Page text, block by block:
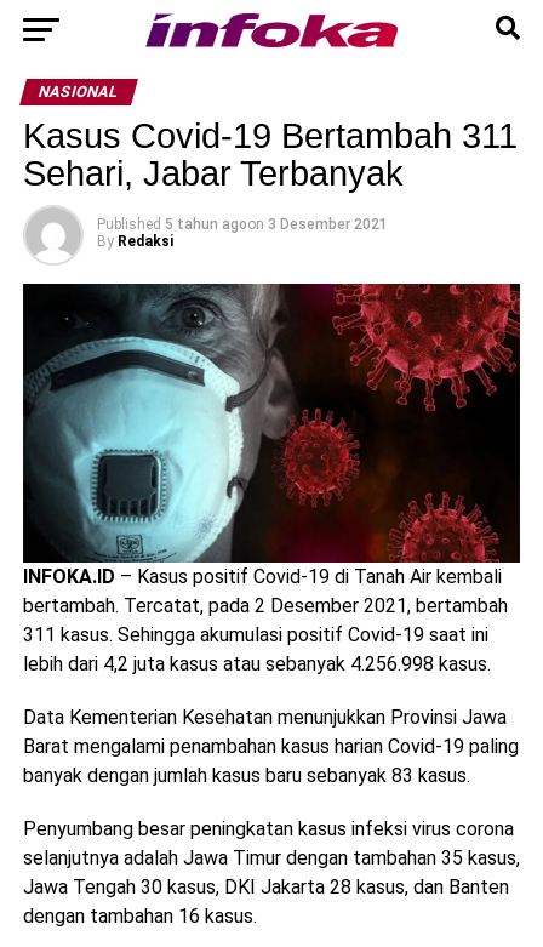
NASIONAL
Kasus Covid-19 Bertambah 311
Sehari, Jabar Terbanyak
Published 5 tahun agoon 3 Desember 2021
By Redaksi
INFOKA.ID – Kasus positif Covid-19 di Tanah Air kembali
bertambah. Tercatat, pada 2 Desember 2021, bertambah
311 kasus. Sehingga akumulasi positif Covid-19 saat ini
lebih dari 4,2 juta kasus atau sebanyak 4.256.998 kasus.
Data Kementerian Kesehatan menunjukkan Provinsi Jawa
Barat mengalami penambahan kasus harian Covid-19 paling
banyak dengan jumlah kasus baru sebanyak 83 kasus.
Penyumbang besar peningkatan kasus infeksi virus corona
selanjutnya adalah Jawa Timur dengan tambahan 35 kasus,
Jawa Tengah 30 kasus, DKI Jakarta 28 kasus, dan Banten
dengan tambahan 16 kasus.